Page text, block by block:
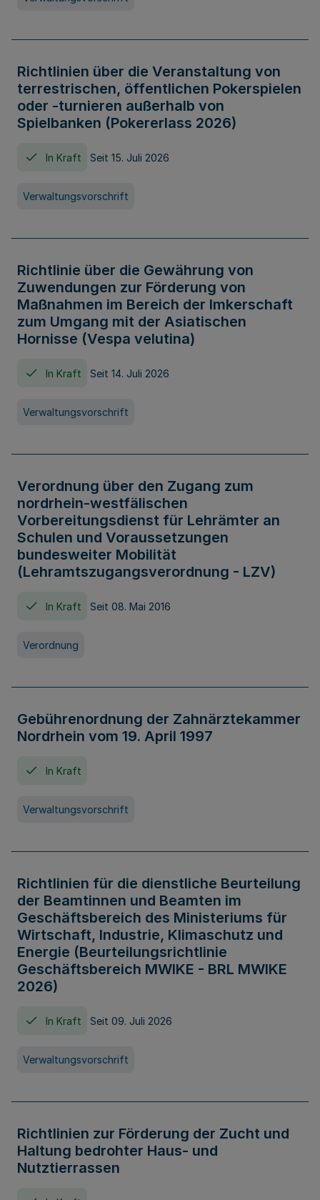
Richtlinien über die Veranstaltung von
terrestrischen, öffentlichen Pokerspielen
oder -turnieren außerhalb von
Spielbanken (Pokererlass 2026)
In Kraft Seit 15. Juli 2026
Verwaltungsvorschrift
Richtlinie über die Gewährung von
Zuwendungen zur Förderung von
Maßnahmen im Bereich der Imkerschaft
zum Umgang mit der Asiatischen
Hornisse (Vespa velutina)
In Kraft Seit 14. Juli 2026
Verwaltungsvorschrift
Verordnung über den Zugang zum
nordrhein-westfälischen
Vorbereitungsdienst für Lehrämter an
Schulen und Voraussetzungen
bundesweiter Mobilität
(Lehramtszugangsverordnung - LZV)
In Kraft Seit 08. Mai 2016
Verordnung
Gebührenordnung der Zahnärztekammer
Nordrhein vom 19. April 1997
In Kraft
Verwaltungsvorschrift
Richtlinien für die dienstliche Beurteilung
der Beamtinnen und Beamten im
Geschäftsbereich des Ministeriums für
Wirtschaft, Industrie, Klimaschutz und
Energie (Beurteilungsrichtlinie
Geschäftsbereich MWIKE - BRL MWIKE
2026)
In Kraft Seit 09. Juli 2026
Verwaltungsvorschrift
Richtlinien zur Förderung der Zucht und
Haltung bedrohter Haus- und
Nutztierrassen